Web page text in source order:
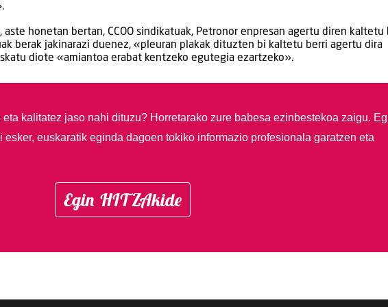
honetan bertan, CCOO sindikatuak, Petronor enpresan agertu diren kaltetu
berak jakinarazi duenez, «pleuran plakak dituzten bi kaltetu berri agertu dira
diote «amiantoa erabat kentzeko egutegia ezartzeko».
kalitatez jaso nahi dituzu? Horretarako zure babesa ezinbestekoa zaigu.
esker, euskaratik eginda dagoen tokiko informazio profesionala garatzen eta
Egin HITZAkide